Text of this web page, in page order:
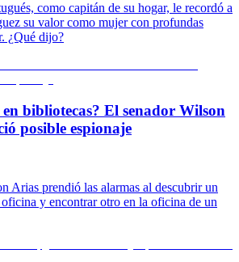
como capitán de su hogar, le recordó a
su valor como mujer con profundas
¿Qué dijo?
bibliotecas? El senador Wilson
posible espionaje
Arias prendió las alarmas al descubrir un
y encontrar otro en la oficina de un